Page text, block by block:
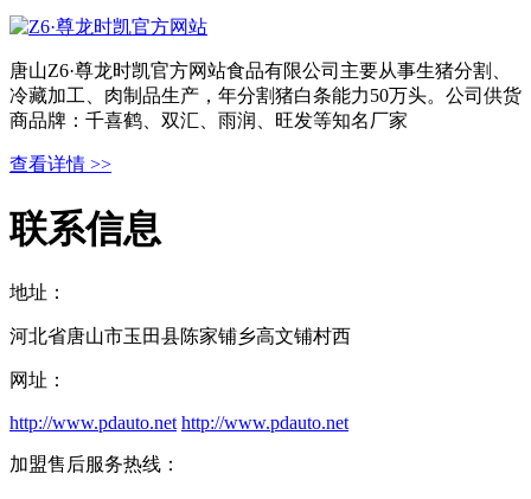
唐山Z6·尊龙时凯官方网站食品有限公司主要从事生猪分割、
冷藏加工、肉制品生产，年分割猪白条能力50万头。公司供货
商品牌：千喜鹤、双汇、雨润、旺发等知名厂家
查看详情 >>
联系信息
地址：
河北省唐山市玉田县陈家铺乡高文铺村西
网址：
http://www.pdauto.net http://www.pdauto.net
加盟售后服务热线：